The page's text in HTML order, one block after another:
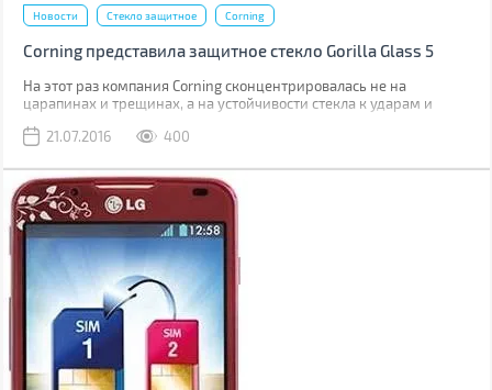
Новости Стекло защитное Corning
Corning представила защитное стекло Gorilla Glass 5
На этот раз компания Corning сконцентрировалась не на
царапинах и трещинах, а на устойчивости стекла к ударам и
21.07.2016
400